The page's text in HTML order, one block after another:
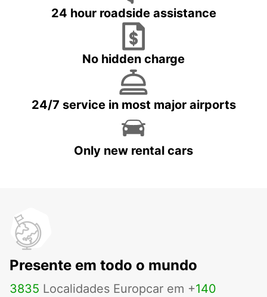
24 hour roadside assistance
No hidden charge
24/7 service in most major airports
Only new rental cars
Presente em todo o mundo
3835 Localidades Europcar em +140